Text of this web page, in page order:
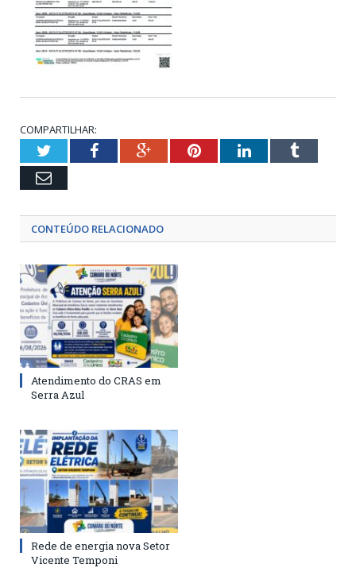
COMPARTILHAR:
TwitterFacebookGoogle+PinterestLinkedInTumblr
Email
CONTEÚDO RELACIONADO
Atendimento do CRAS em
Serra Azul
Rede de energia nova Setor
Vicente Temponi